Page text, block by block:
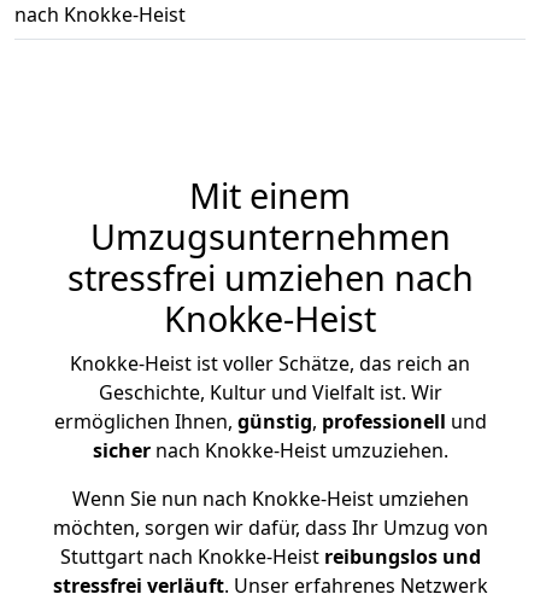
nach Knokke-Heist
Mit einem
Umzugsunternehmen
stressfrei umziehen nach
Knokke-Heist
Knokke-Heist ist voller Schätze, das reich an
Geschichte, Kultur und Vielfalt ist. Wir
ermöglichen Ihnen, günstig, professionell und
sichernach Knokke-Heist umzuziehen.
Wenn Sie nun nach Knokke-Heist umziehen
möchten, sorgen wir dafür, dass Ihr Umzug von
Stuttgart nach Knokke-Heist reibungslos und
stressfrei verläuft. Unser erfahrenes Netzwerk